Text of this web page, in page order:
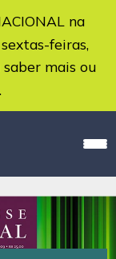
na
feiras,
saber mais ou
.